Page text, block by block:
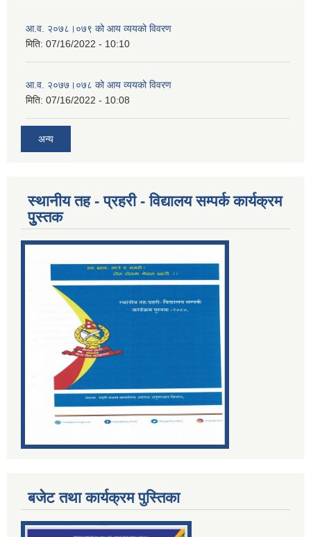
आ.व. २०७८।०७९ को आय व्ययको विवरण
मिति: 07/16/2022 - 10:10
आ.व. २०७७।०७८ को आय व्ययको विवरण
मिति: 07/16/2022 - 10:08
अन्य
स्थानीय तह - प्रहरी - विद्यालय सम्पर्क कार्यक्रम
पुुस्तक
बजेट तथा कार्यक्रम पुस्तिका